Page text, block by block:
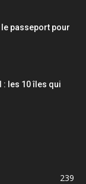
passeport pour
: les 10 îles qui
239